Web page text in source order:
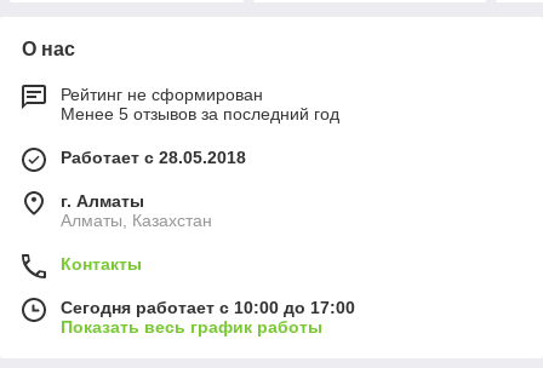
О нас
Рейтинг не сформирован
Менее 5 отзывов за последний год
Работает с 28.05.2018
г. Алматы
Алматы, Казахстан
Контакты
Сегодня работает с 10:00 до 17:00
Показать весь график работы